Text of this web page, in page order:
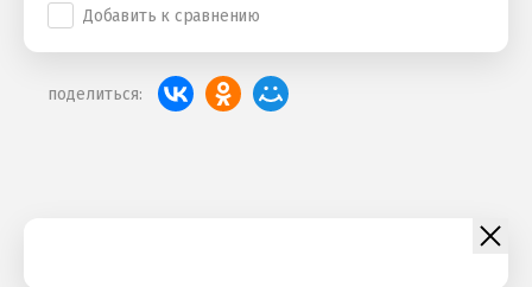
Добавить к сравнению
поделиться: